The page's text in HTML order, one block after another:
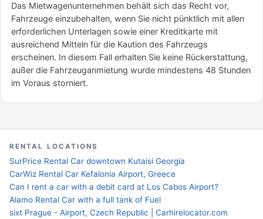
Das Mietwagenunternehmen behält sich das Recht vor,
Fahrzeuge einzubehalten, wenn Sie nicht pünktlich mit allen
erforderlichen Unterlagen sowie einer Kreditkarte mit
ausreichend Mitteln für die Kaution des Fahrzeugs
erscheinen. In diesem Fall erhalten Sie keine Rückerstattung,
außer die Fahrzeuganmietung wurde mindestens 48 Stunden
im Voraus storniert.
RENTAL LOCATIONS
SurPrice Rental Car downtown Kutaisi Georgia
CarWiz Rental Car Kefalonia Airport, Greece
Can I rent a car with a debit card at Los Cabos Airport?
Alamo Rental Car with a full tank of Fuel
sixt Prague - Airport, Czech Republic | Carhirelocator.com